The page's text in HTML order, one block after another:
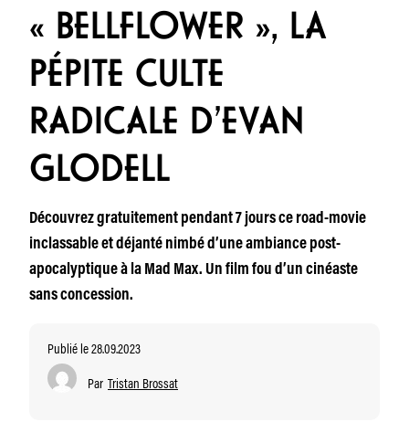
« BELLFLOWER », LA
PÉPITE CULTE
RADICALE D’EVAN
GLODELL
Découvrez gratuitement pendant 7 jours ce road-movie
inclassable et déjanté nimbé d’une ambiance post-
apocalyptique à la Mad Max. Un film fou d’un cinéaste
sans concession.
Publié le 28.09.2023
Par Tristan Brossat